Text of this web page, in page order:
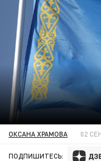
ОКСАНА ХРАМОВА 02
ПОДПИШИТЕСЬ: